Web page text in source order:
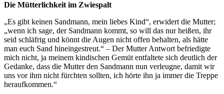
Die Mütterlichkeit im Zwiespalt
„Es gibt keinen Sandmann, mein liebes Kind“, erwidert die Mutter;
„wenn ich sage, der Sandmann kommt, so will das nur heißen, ihr
seid schläfrig und könnt die Augen nicht offen behalten, als hätte
man euch Sand hineingestreut.“ – Der Mutter Antwort befriedigte
mich nicht, ja meinem kindischen Gemüt entfaltete sich deutlich der
Gedanke, dass die Mutter den Sandmann nun verleugne, damit wir
uns vor ihm nicht fürchten sollten, ich hörte ihn ja immer die Treppe
heraufkommen.“